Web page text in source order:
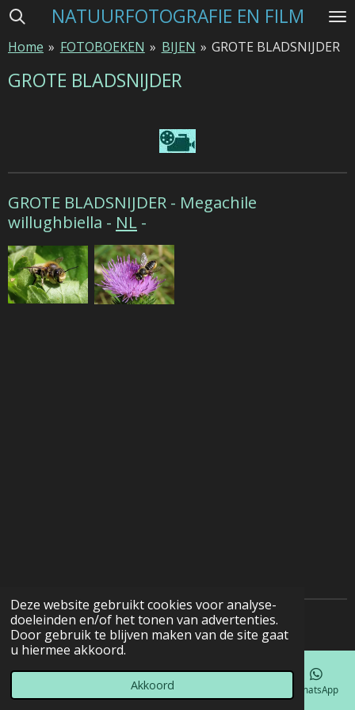
Deze website gebruikt cookies voor analyse-
doeleinden en/of het tonen van advertenties.
Door gebruik te blijven maken van de site gaat
u hiermee akkoord.
Akkoord
Ga
naar
de
NATUURFOTOGRAFIE EN FILM
Home » FOTOBOEKEN » BIJEN » GROTE BLADSNIJDER
GROTE BLADSNIJDER
GROTE BLADSNIJDER - Megachile
willughbiella - NL -
© 2022 - 2026 Natuurfotografie
Telefoonnummer WhatsApp